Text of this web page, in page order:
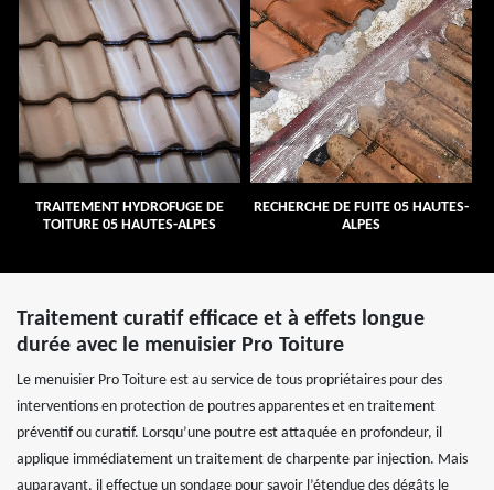
TRAITEMENT HYDROFUGE DE
TOITURE 05 HAUTES-ALPES
RECHERCHE DE FUITE 05 HAUTES-
ALPES
Traitement curatif efficace et à effets longue
durée avec le menuisier Pro Toiture
Le menuisier Pro Toiture est au service de tous propriétaires pour des
interventions en protection de poutres apparentes et en traitement
préventif ou curatif. Lorsqu’une poutre est attaquée en profondeur, il
applique immédiatement un traitement de charpente par injection. Mais
auparavant, il effectue un sondage pour savoir l’étendue des dégâts le